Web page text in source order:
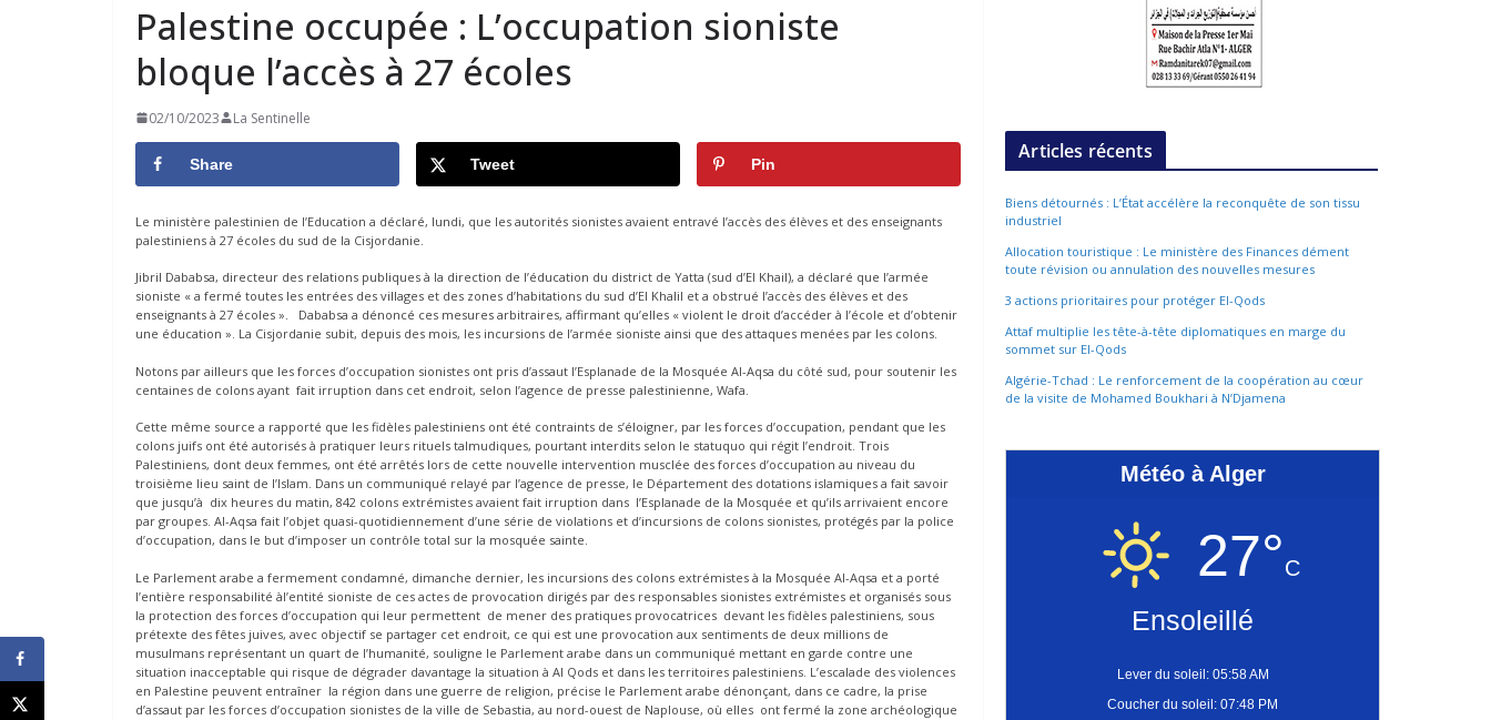
Palestine occupée : L’occupation sioniste
bloque l’accès à 27 écoles
02/10/2023 La Sentinelle
Share Tweet Pin
Le ministère palestinien de l’Education a déclaré, lundi, que les autorités sionistes avaient entravé l’accès des élèves et des enseignants
palestiniens à 27 écoles du sud de la Cisjordanie.
Jibril Dababsa, directeur des relations publiques à la direction de l’éducation du district de Yatta (sud d’El Khail), a déclaré que l’armée
sioniste « a fermé toutes les entrées des villages et des zones d’habitations du sud d’El Khalil et a obstrué l’accès des élèves et des
enseignants à 27 écoles ». Dababsa a dénoncé ces mesures arbitraires, affirmant qu’elles « violent le droit d’accéder à l’école et d’obtenir
une éducation ». La Cisjordanie subit, depuis des mois, les incursions de l’armée sioniste ainsi que des attaques menées par les colons.
Notons par ailleurs que les forces d’occupation sionistes ont pris d’assaut l’Esplanade de la Mosquée Al-Aqsa du côté sud, pour soutenir les
centaines de colons ayant fait irruption dans cet endroit, selon l’agence de presse palestinienne, Wafa.
Cette même source a rapporté que les fidèles palestiniens ont été contraints de s’éloigner, par les forces d’occupation, pendant que les
colons juifs ont été autorisés à pratiquer leurs rituels talmudiques, pourtant interdits selon le statuquo qui régit l’endroit. Trois
Palestiniens, dont deux femmes, ont été arrêtés lors de cette nouvelle intervention musclée des forces d’occupation au niveau du
troisième lieu saint de l’Islam. Dans un communiqué relayé par l’agence de presse, le Département des dotations islamiques a fait savoir
que jusqu’à dix heures du matin, 842 colons extrémistes avaient fait irruption dans l’Esplanade de la Mosquée et qu’ils arrivaient encore
par groupes. Al-Aqsa fait l’objet quasi-quotidiennement d’une série de violations et d’incursions de colons sionistes, protégés par la police
d’occupation, dans le but d’imposer un contrôle total sur la mosquée sainte.
Le Parlement arabe a fermement condamné, dimanche dernier, les incursions des colons extrémistes à la Mosquée Al-Aqsa et a porté
l’entière responsabilité àl’entité sioniste de ces actes de provocation dirigés par des responsables sionistes extrémistes et organisés sous
la protection des forces d’occupation qui leur permettent de mener des pratiques provocatrices devant les fidèles palestiniens, sous
prétexte des fêtes juives, avec objectif se partager cet endroit, ce qui est une provocation aux sentiments de deux millions de
musulmans représentant un quart de l’humanité, souligne le Parlement arabe dans un communiqué mettant en garde contre une
situation inacceptable qui risque de dégrader davantage la situation à Al Qods et dans les territoires palestiniens. L’escalade des violences
en Palestine peuvent entraîner la région dans une guerre de religion, précise le Parlement arabe dénonçant, dans ce cadre, la prise
d’assaut par les forces d’occupation sionistes de la ville de Sebastia, au nord-ouest de Naplouse, où elles ont fermé la zone archéologique
Articles récents
Biens détournés : L’État accélère la reconquête de son tissu
industriel
Allocation touristique : Le ministère des Finances dément
toute révision ou annulation des nouvelles mesures
3 actions prioritaires pour protéger El-Qods
Attaf multiplie les tête-à-tête diplomatiques en marge du
sommet sur El-Qods
Algérie-Tchad : Le renforcement de la coopération au cœur
de la visite de Mohamed Boukhari à N’Djamena
Météo à Alger
27°C
Ensoleillé
Lever du soleil: 05:58 AM
Coucher du soleil: 07:48 PM